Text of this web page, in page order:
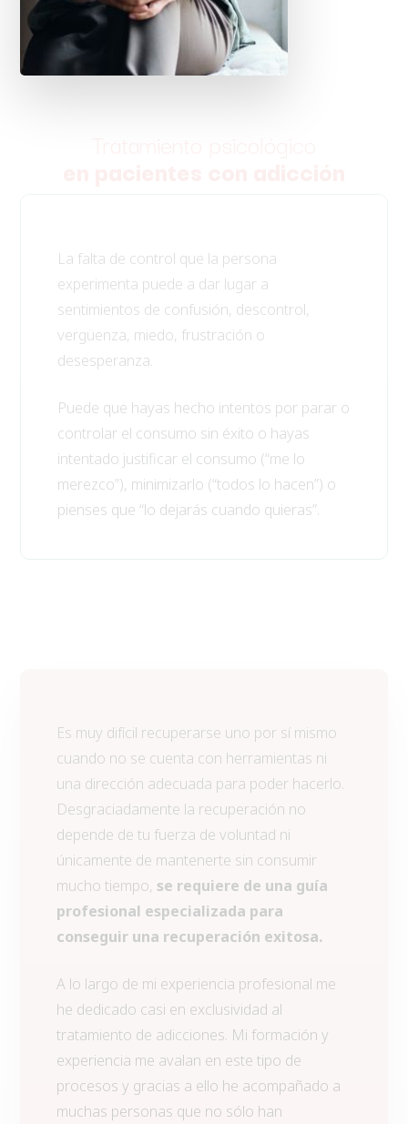
La falta de control que la persona
experimenta puede a dar lugar a
sentimientos de confusión, descontrol,
vergüenza, miedo, frustración o
desesperanza.
Puede que hayas hecho intentos por parar o
controlar el consumo sin éxito o hayas
intentado justificar el consumo (“me lo
merezco”), minimizarlo (“todos lo hacen”) o
pienses que “lo dejarás cuando quieras”.
Es muy difícil recuperarse uno por sí mismo
cuando no se cuenta con herramientas ni
una dirección adecuada para poder hacerlo.
Desgraciadamente la recuperación no
depende de tu fuerza de voluntad ni
únicamente de mantenerte sin consumir
mucho tiempo, se requiere de una guía
profesional especializada para
conseguir una recuperación exitosa.
A lo largo de mi experiencia profesional me
he dedicado casi en exclusividad al
tratamiento de adicciones. Mi formación y
experiencia me avalan en este tipo de
procesos y gracias a ello he acompañado a
muchas personas que no sólo han